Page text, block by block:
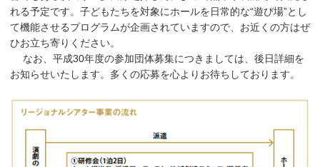
れる予定です。子どもたちを対象にホールを日常的な“遊び場”とし
て機能させるプログラムが企画されていますので、お近くの方はぜ
ひお立ち寄りください。
なお、平成30年度の参加団体募集につきましては、後日詳細を
お知らせいたします。多くの応募を心よりお待ちしております。